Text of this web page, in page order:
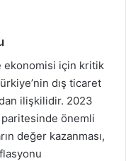
ekonomisi için kritik
dış ticaret
ilişkilidir. 2023
paritesinde önemli
değer kazanması,